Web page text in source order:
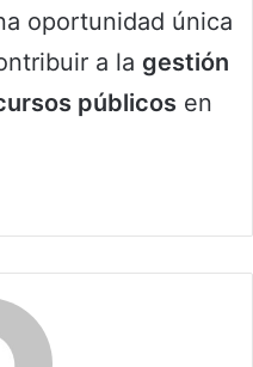
oportunidad única
a la gestión
públicos en